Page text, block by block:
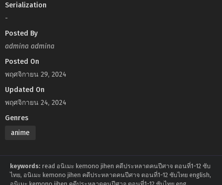
Serialization
-
Posted By
admina admina
Posted On
พฤศจิกายน 29, 2024
Updated On
พฤศจิกายน 24, 2024
Genres
anime
keywords: read อนิเมะ kemono jihen คดีประหลาดคนปีศาจ ตอนที่1-12 ซับ
ไทย, อนิเมะ kemono jihen คดีประหลาดคนปีศาจ ตอนที่1-12 ซับไทย english,